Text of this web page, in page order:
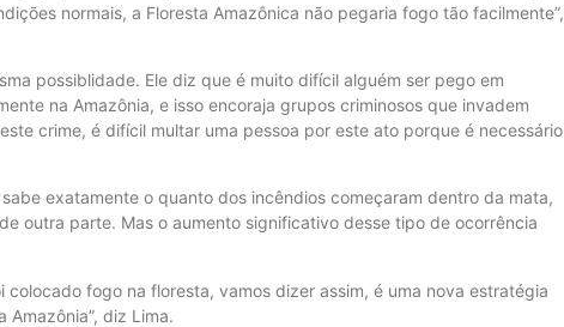
normais, a Floresta Amazônica não pegaria fogo tão facilmente”,
possiblidade. Ele diz que é muito difícil alguém ser pego em
na Amazônia, e isso encoraja grupos criminosos que invadem
crime, é difícil multar uma pessoa por este ato porque é necessário
exatamente o quanto dos incêndios começaram dentro da mata,
outra parte. Mas o aumento significativo desse tipo de ocorrência
colocado fogo na floresta, vamos dizer assim, é uma nova estratégia
diz Lima.